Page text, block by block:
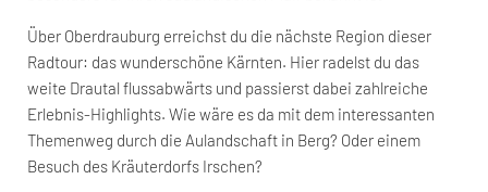
Über Oberdrauburg erreichst du die nächste Region dieser
Radtour: das wunderschöne Kärnten. Hier radelst du das
weite Drautal flussabwärts und passierst dabei zahlreiche
Erlebnis-Highlights. Wie wäre es da mit dem interessanten
Themenweg durch die Aulandschaft in Berg? Oder einem
Besuch des Kräuterdorfs Irschen?